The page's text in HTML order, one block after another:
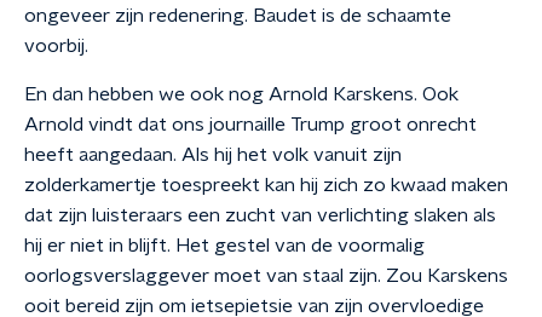
ongeveer zijn redenering. Baudet is de schaamte
voorbij.
En dan hebben we ook nog Arnold Karskens. Ook
Arnold vindt dat ons journaille Trump groot onrecht
heeft aangedaan. Als hij het volk vanuit zijn
zolderkamertje toespreekt kan hij zich zo kwaad maken
dat zijn luisteraars een zucht van verlichting slaken als
hij er niet in blijft. Het gestel van de voormalig
oorlogsverslaggever moet van staal zijn. Zou Karskens
ooit bereid zijn om ietsepietsie van zijn overvloedige